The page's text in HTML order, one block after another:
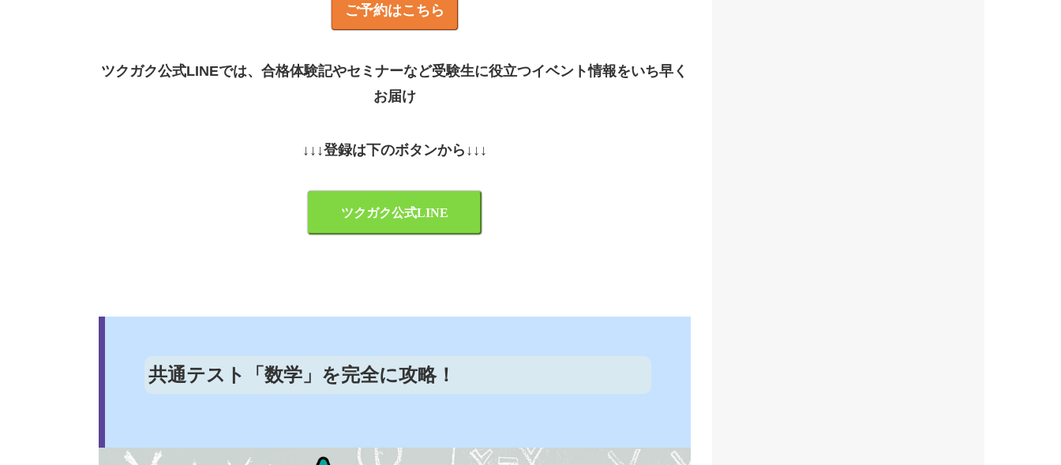
ご予約はこちら
ツクガク公式LINEでは、合格体験記やセミナーなど受験生に役立つイベント情報をいち早く
お届け
↓↓↓登録は下のボタンから↓↓↓
ツクガク公式LINE
共通テスト「数学」を完全に攻略！